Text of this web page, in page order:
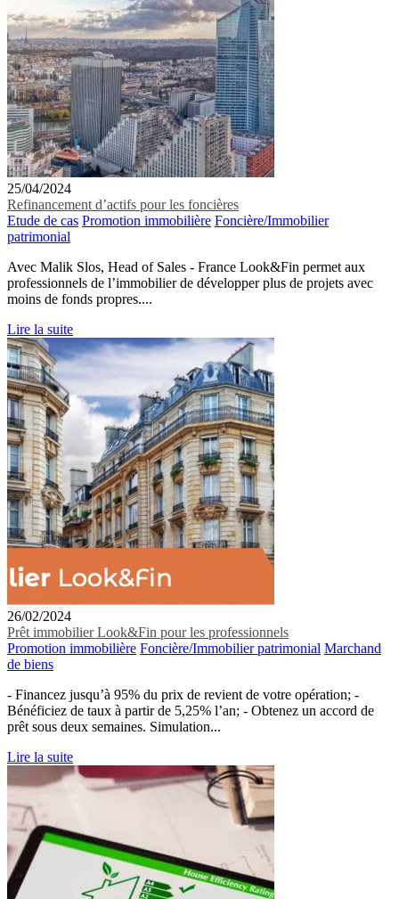
25/04/2024
Refinancement d’actifs pour les foncières
Etude de cas Promotion immobilière Foncière/Immobilier
patrimonial
Avec Malik Slos, Head of Sales - France Look&Fin permet aux
professionnels de l’immobilier de développer plus de projets avec
moins de fonds propres....
Lire la suite
26/02/2024
Prêt immobilier Look&Fin pour les professionnels
Promotion immobilière Foncière/Immobilier patrimonial Marchand
de biens
- Financez jusqu’à 95% du prix de revient de votre opération; -
Bénéficiez de taux à partir de 5,25% l’an; - Obtenez un accord de
prêt sous deux semaines. Simulation...
Lire la suite